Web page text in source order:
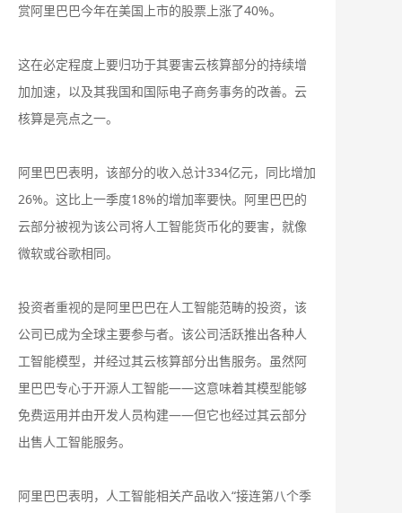
赏阿里巴巴今年在美国上市的股票上涨了40%。
这在必定程度上要归功于其要害云核算部分的持续增
加加速，以及其我国和国际电子商务事务的改善。云
核算是亮点之一。
阿里巴巴表明，该部分的收入总计334亿元，同比增加
26%。这比上一季度18%的增加率要快。阿里巴巴的
云部分被视为该公司将人工智能货币化的要害，就像
微软或谷歌相同。
投资者重视的是阿里巴巴在人工智能范畴的投资，该
公司已成为全球主要参与者。该公司活跃推出各种人
工智能模型，并经过其云核算部分出售服务。虽然阿
里巴巴专心于开源人工智能——这意味着其模型能够
免费运用并由开发人员构建——但它也经过其云部分
出售人工智能服务。
阿里巴巴表明，人工智能相关产品收入“接连第八个季